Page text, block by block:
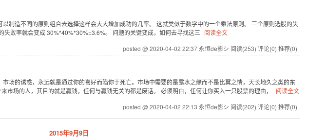
制造不同的原则组合去选择这样会大大增加成功的几率。 这就类似于数学中的一个乘法原则。 三个原则选股的失
败率就会变成 30%*40%*30%=3.6%。 问题的关键变成，如何去寻找这三 阅读全文
posted @ 2020-04-02 22:37 永恒de影シ 阅读(253) 评论(0) 推荐(0)
场的诱惑，永远就是通过你的喜好而陷你于死亡。市场中需要的是露水之缘而不是比翼之情，天长地久之类的东
市场的人，其目的就是赢钱，任何与赢钱无关的都是废话。 必须明白，任何让你买入一只股票的理由，
阅读全文
posted @ 2020-04-02 22:13 永恒de影シ 阅读(202) 评论(0) 推荐(0)
2015年9月9日